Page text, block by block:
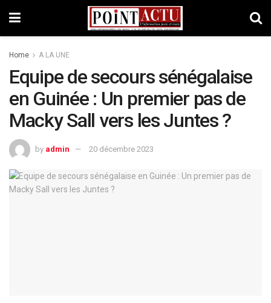
Home A LA UNE
Equipe de secours sénégalaise
en Guinée : Un premier pas de
Macky Sall vers les Juntes ?
by admin 20 décembre 2023